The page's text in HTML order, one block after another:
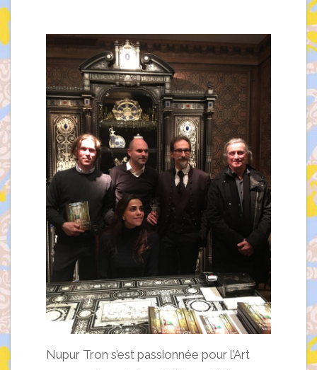
Nupur Tron s’est passionnée pour l’Art